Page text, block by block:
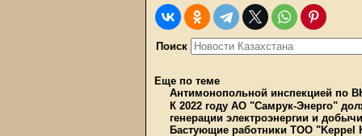
Поиск
Еще по теме
Антимонопольной инспекцией по
К 2022 году АО "Самрук-Энерго"
генерации электроэнергии и
Бастующие работники ТОО "Keppel